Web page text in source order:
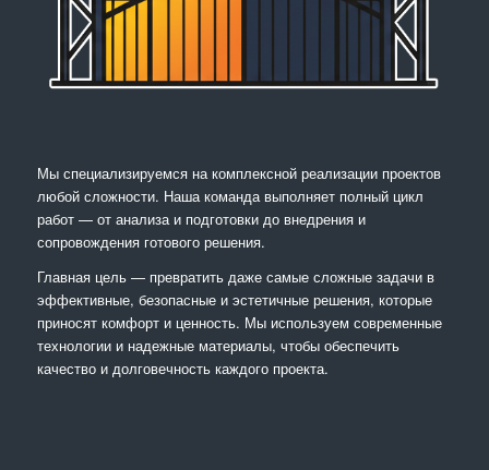
Мы специализируемся на комплексной реализации проектов
любой сложности. Наша команда выполняет полный цикл
работ — от анализа и подготовки до внедрения и
сопровождения готового решения.
Главная цель — превратить даже самые сложные задачи в
эффективные, безопасные и эстетичные решения, которые
приносят комфорт и ценность. Мы используем современные
технологии и надежные материалы, чтобы обеспечить
качество и долговечность каждого проекта.